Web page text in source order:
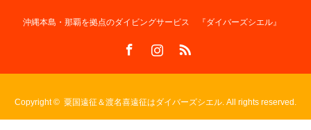
沖縄本島・那覇を拠点のダイビングサービス 『ダイバーズシエル』
Copyright © 粟国遠征＆渡名喜遠征はダイバーズシエル. All rights reserved.